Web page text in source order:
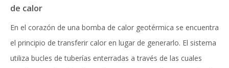
de calor
En el corazón de una bomba de calor geotérmica se encuentra
el principio de transferir calor en lugar de generarlo. El sistema
utiliza bucles de tuberías enterradas a través de las cuales